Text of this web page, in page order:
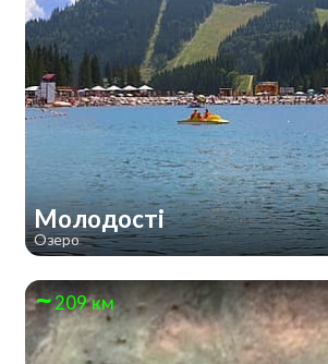
Молодості
Озеро
209 км